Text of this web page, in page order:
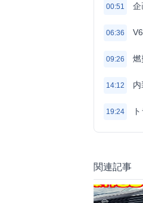
00:51 企
06:36
09:26 燃
14:12
19:24
関連記事